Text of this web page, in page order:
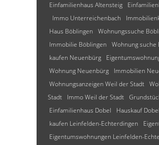
Einfamilienhaus Altensteig
Immo Unterreichenbach
Haus Böblingen
Wohnungssuche
Immobilie Böblingen
Wohnung suche
kaufen Neuenbürg
Wohnung Neuenbürg
Immobilien
Wohnungsanzeigen Weil der Stadt
Stadt
Immo Weil der Stadt
Einfamilienhaus Dobel
Hauskauf Dobel
kaufen Leinfelden-Echterdingen
Eigentumswohnungen Leinfelden-